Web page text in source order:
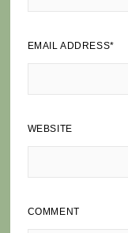
EMAIL ADDRESS*
WEBSITE
COMMENT